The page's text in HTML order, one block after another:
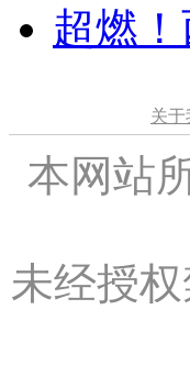
超燃
关于
本网站
未经授